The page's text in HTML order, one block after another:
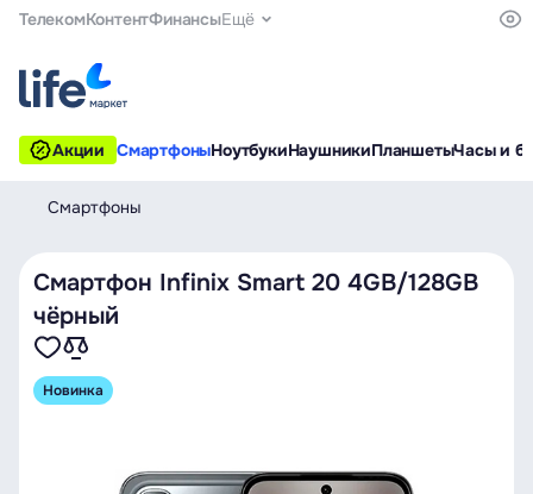
ТелекомКонтентФинансыЕщё
Акции СмартфоныНоутбукиНаушникиПланшетыЧасы и
Смартфоны
Смартфон Infinix Smart 20 4GB/128GB
чёрный
Новинка